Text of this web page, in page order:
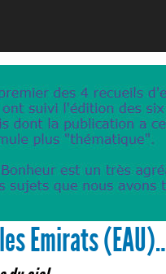
Emirats